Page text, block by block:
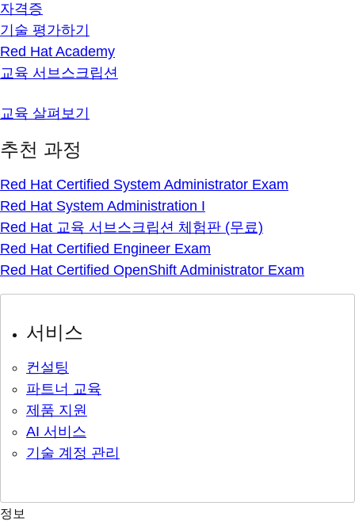
자격증
기술 평가하기
Red Hat Academy
교육 서브스크립션
교육 살펴보기
추천 과정
Red Hat Certified System Administrator Exam
Red Hat System Administration I
Red Hat 교육 서브스크립션 체험판 (무료)
Red Hat Certified Engineer Exam
Red Hat Certified OpenShift Administrator Exam
서비스
컨설팅
파트너 교육
제품 지원
AI 서비스
기술 계정 관리
정보